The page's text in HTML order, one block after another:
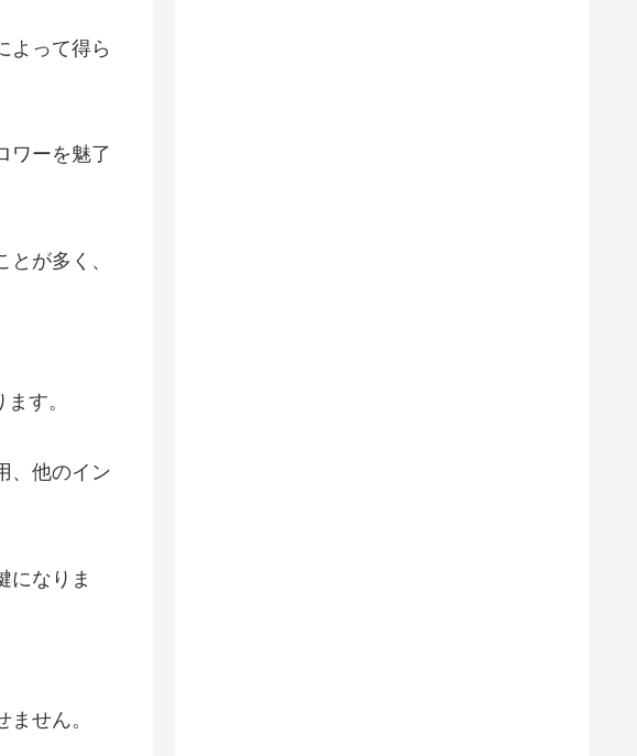
よって得ら
ワーを魅了
が多く、
す。
、他のイン
になりま
せん。